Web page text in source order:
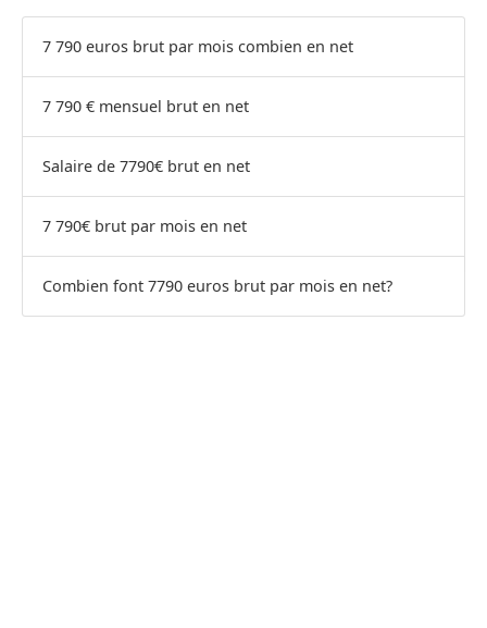
7 790 euros brut par mois combien en net
7 790 € mensuel brut en net
Salaire de 7790€ brut en net
7 790€ brut par mois en net
Combien font 7790 euros brut par mois en net?